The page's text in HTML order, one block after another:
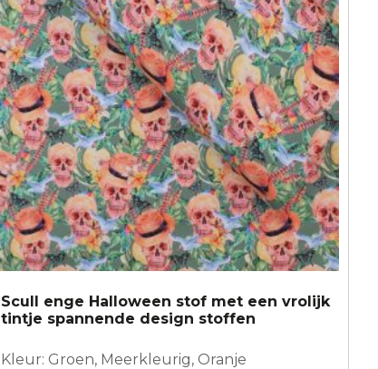
Scull enge Halloween stof met een vrolijk
tintje spannende design stoffen
Kleur: Groen, Meerkleurig, Oranje